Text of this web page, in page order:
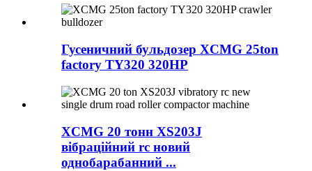
Гусеничний бульдозер XCMG 25ton
factory TY320 320HP
XCMG 20 тонн XS203J
вібраційний rc новий
однобарабанний ...